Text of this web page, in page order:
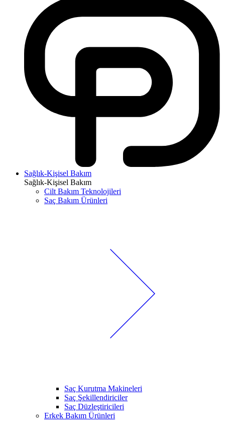
Sağlık-Kişisel Bakım
Sağlık-Kişisel Bakım
Cilt Bakım Teknolojileri
Saç Bakım Ürünleri
Saç Kurutma Makineleri
Saç Şekillendiriciler
Saç Düzleştiricileri
Erkek Bakım Ürünleri